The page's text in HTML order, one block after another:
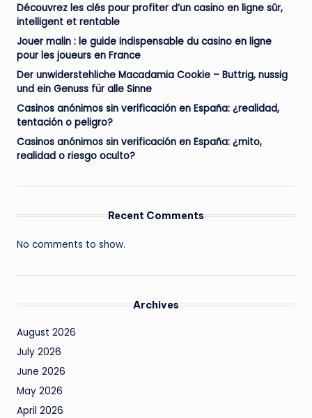
Découvrez les clés pour profiter d’un casino en ligne sûr,
intelligent et rentable
Jouer malin : le guide indispensable du casino en ligne
pour les joueurs en France
Der unwiderstehliche Macadamia Cookie – Buttrig, nussig
und ein Genuss für alle Sinne
Casinos anónimos sin verificación en España: ¿realidad,
tentación o peligro?
Casinos anónimos sin verificación en España: ¿mito,
realidad o riesgo oculto?
Recent Comments
No comments to show.
Archives
August 2026
July 2026
June 2026
May 2026
April 2026